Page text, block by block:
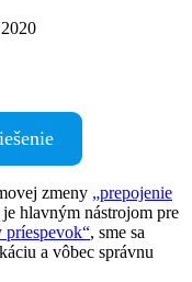
zmeny „prepojenie
hlavným nástrojom pre
príespevok“, sme sa
a vôbec správnu